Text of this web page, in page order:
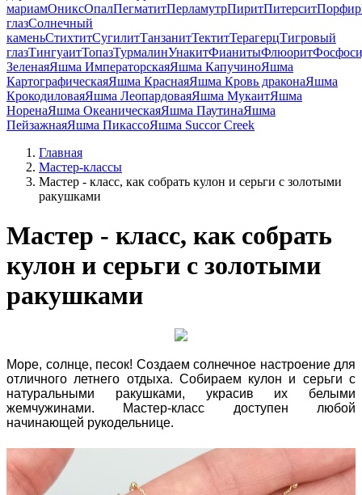
мариамОниксОпалПегматитПерламутрПиритПитерситПорфир
глазСолнечный
каменьСтихтитСугилитТанзанитТектитТерагерцТигровый
глазТингуаитТопазТурмалинУнакитФианитыФлюорит
ЗеленаяЯшма ИмператорскаяЯшма КапучиноЯшма
КартографическаяЯшма КраснаяЯшма Кровь драконаЯшма
КрокодиловаяЯшма ЛеопардоваяЯшма МукаитЯшма
НоренаЯшма ОкеаническаяЯшма ПаутинаЯшма
ПейзажнаяЯшма ПикассоЯшма Succor Creek
Главная
Мастер-классы
Мастер - класс, как собрать кулон и серьги с золотыми
ракушками
Мастер - класс, как собрать
кулон и серьги с золотыми
ракушками
Море, солнце, песок! Создаем солнечное настроение для
отличного летнего отдыха. Собираем кулон и серьги с
натуральными ракушками, украсив их белыми
жемчужинами. Мастер-класс доступен любой
начинающей рукодельнице.